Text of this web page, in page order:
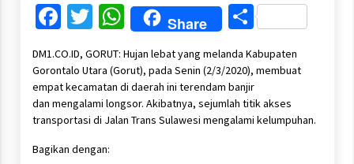
Facebook
Twitter
WhatsApp
Share Share
DM1.CO.ID, GORUT: Hujan lebat yang melanda Kabupaten
Gorontalo Utara (Gorut), pada Senin (2/3/2020), membuat
empat kecamatan di daerah ini terendam banjir
dan mengalami longsor. Akibatnya, sejumlah titik akses
transportasi di Jalan Trans Sulawesi mengalami kelumpuhan.
Bagikan dengan: